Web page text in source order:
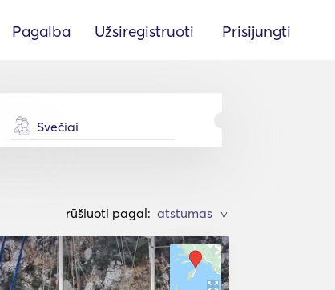
Pagalba Užsiregistruoti Prisijungti
Svečiai
rūšiuoti pagal: >